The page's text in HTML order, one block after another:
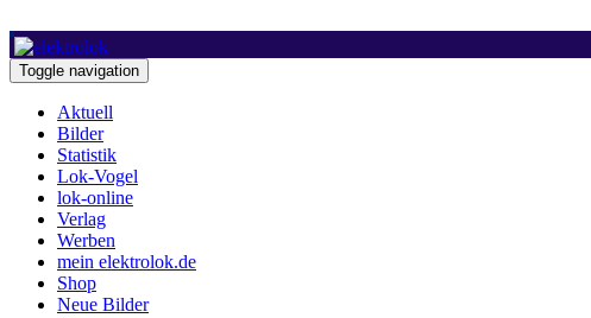
Toggle navigation
Aktuell
Bilder
Statistik
Lok-Vogel
lok-online
Verlag
Werben
mein elektrolok.de
Shop
Neue Bilder